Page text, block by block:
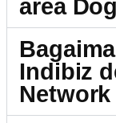
area
Indibiz